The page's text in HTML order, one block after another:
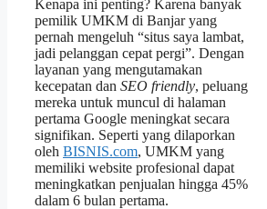
Kenapa ini penting? Karena banyak
pemilik UMKM di Banjar yang
pernah mengeluh “situs saya lambat,
jadi pelanggan cepat pergi”. Dengan
layanan yang mengutamakan
kecepatan dan SEO friendly, peluang
mereka untuk muncul di halaman
pertama Google meningkat secara
signifikan. Seperti yang dilaporkan
oleh BISNIS.com, UMKM yang
memiliki website profesional dapat
meningkatkan penjualan hingga 45%
dalam 6 bulan pertama.